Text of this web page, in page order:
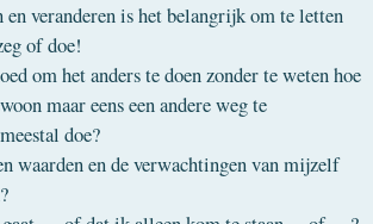
veranderen is het belangrijk om te letten
of doe!
om het anders te doen zonder te weten hoe
maar eens een andere weg te
doe?
waarden en de verwachtingen van mijzelf